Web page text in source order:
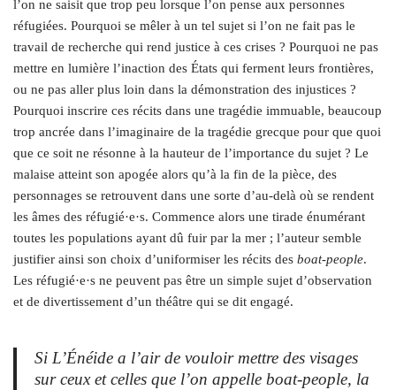
l’on ne saisit que trop peu lorsque l’on pense aux personnes
réfugiées. Pourquoi se mêler à un tel sujet si l’on ne fait pas le
travail de recherche qui rend justice à ces crises ? Pourquoi ne pas
mettre en lumière l’inaction des États qui ferment leurs frontières,
ou ne pas aller plus loin dans la démonstration des injustices ?
Pourquoi inscrire ces récits dans une tragédie immuable, beaucoup
trop ancrée dans l’imaginaire de la tragédie grecque pour que quoi
que ce soit ne résonne à la hauteur de l’importance du sujet ? Le
malaise atteint son apogée alors qu’à la fin de la pièce, des
personnages se retrouvent dans une sorte d’au-delà où se rendent
les âmes des réfugié·e·s. Commence alors une tirade énumérant
toutes les populations ayant dû fuir par la mer ; l’auteur semble
justifier ainsi son choix d’uniformiser les récits des boat-people.
Les réfugié·e·s ne peuvent pas être un simple sujet d’observation
et de divertissement d’un théâtre qui se dit engagé.
Si L’Énéide a l’air de vouloir mettre des visages
sur ceux et celles que l’on appelle boat-people, la